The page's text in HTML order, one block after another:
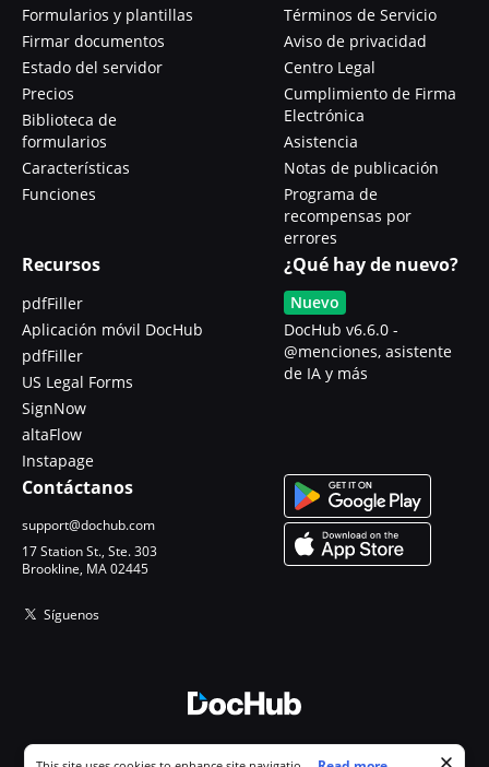
Formularios y plantillas
Firmar documentos
Estado del servidor
Precios
Biblioteca de
formularios
Características
Funciones
Términos de Servicio
Aviso de privacidad
Centro Legal
Cumplimiento de Firma
Electrónica
Asistencia
Notas de publicación
Programa de
recompensas por
errores
Recursos
pdfFiller
Aplicación móvil DocHub
pdfFiller
US Legal Forms
SignNow
altaFlow
Instapage
¿Qué hay de nuevo?
Nuevo
DocHub v6.6.0 -
@menciones, asistente
de IA y más
Contáctanos
support@dochub.com
17 Station St., Ste. 303
Brookline, MA 02445
Síguenos